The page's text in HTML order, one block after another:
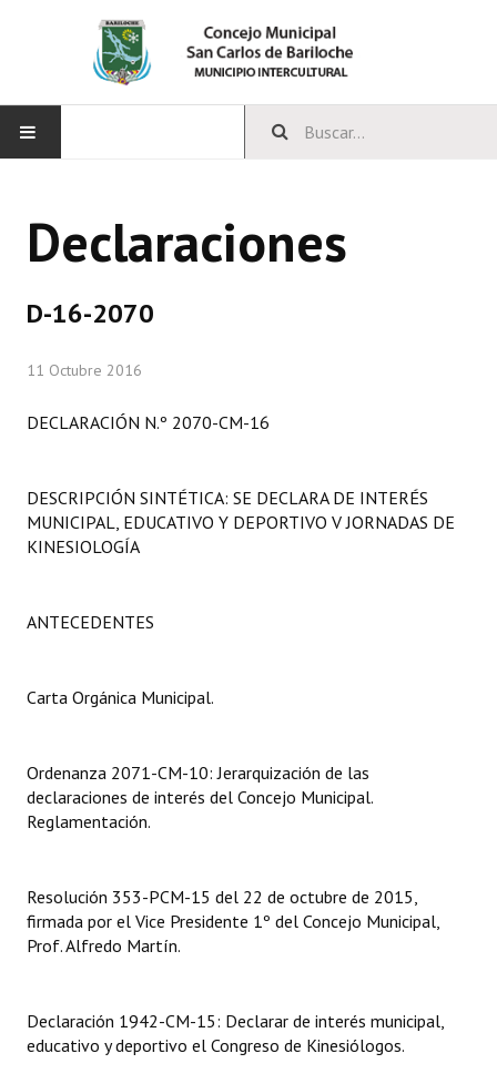
CONCEJO
Comisiones Especiales
Programas
Constitución Nacional
Carta Orgánica 2007
Digesto
DOCUMENTOS
Informes de Gestión
Dictámenes Asesoría Letrada
Declaraciones
D-16-2070
11 Octubre 2016
DECLARACIÓN N.º 2070-CM-16
DESCRIPCIÓN SINTÉTICA: SE DECLARA DE INTERÉS
MUNICIPAL, EDUCATIVO Y DEPORTIVO V JORNADAS DE
KINESIOLOGÍA
ANTECEDENTES
Carta Orgánica Municipal.
Ordenanza 2071-CM-10: Jerarquización de las
declaraciones de interés del Concejo Municipal.
Reglamentación.
Resolución 353-PCM-15 del 22 de octubre de 2015,
firmada por el Vice Presidente 1º del Concejo Municipal,
Prof. Alfredo Martín.
Declaración 1942-CM-15: Declarar de interés municipal,
educativo y deportivo el Congreso de Kinesiólogos.